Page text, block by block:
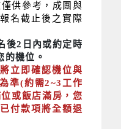
供參考，成團與
名截止後之實際
後2日內或約定時
的機位。
立即確認機位與
準(約需2~3工作
或飯店滿房，您
付款項將全額退